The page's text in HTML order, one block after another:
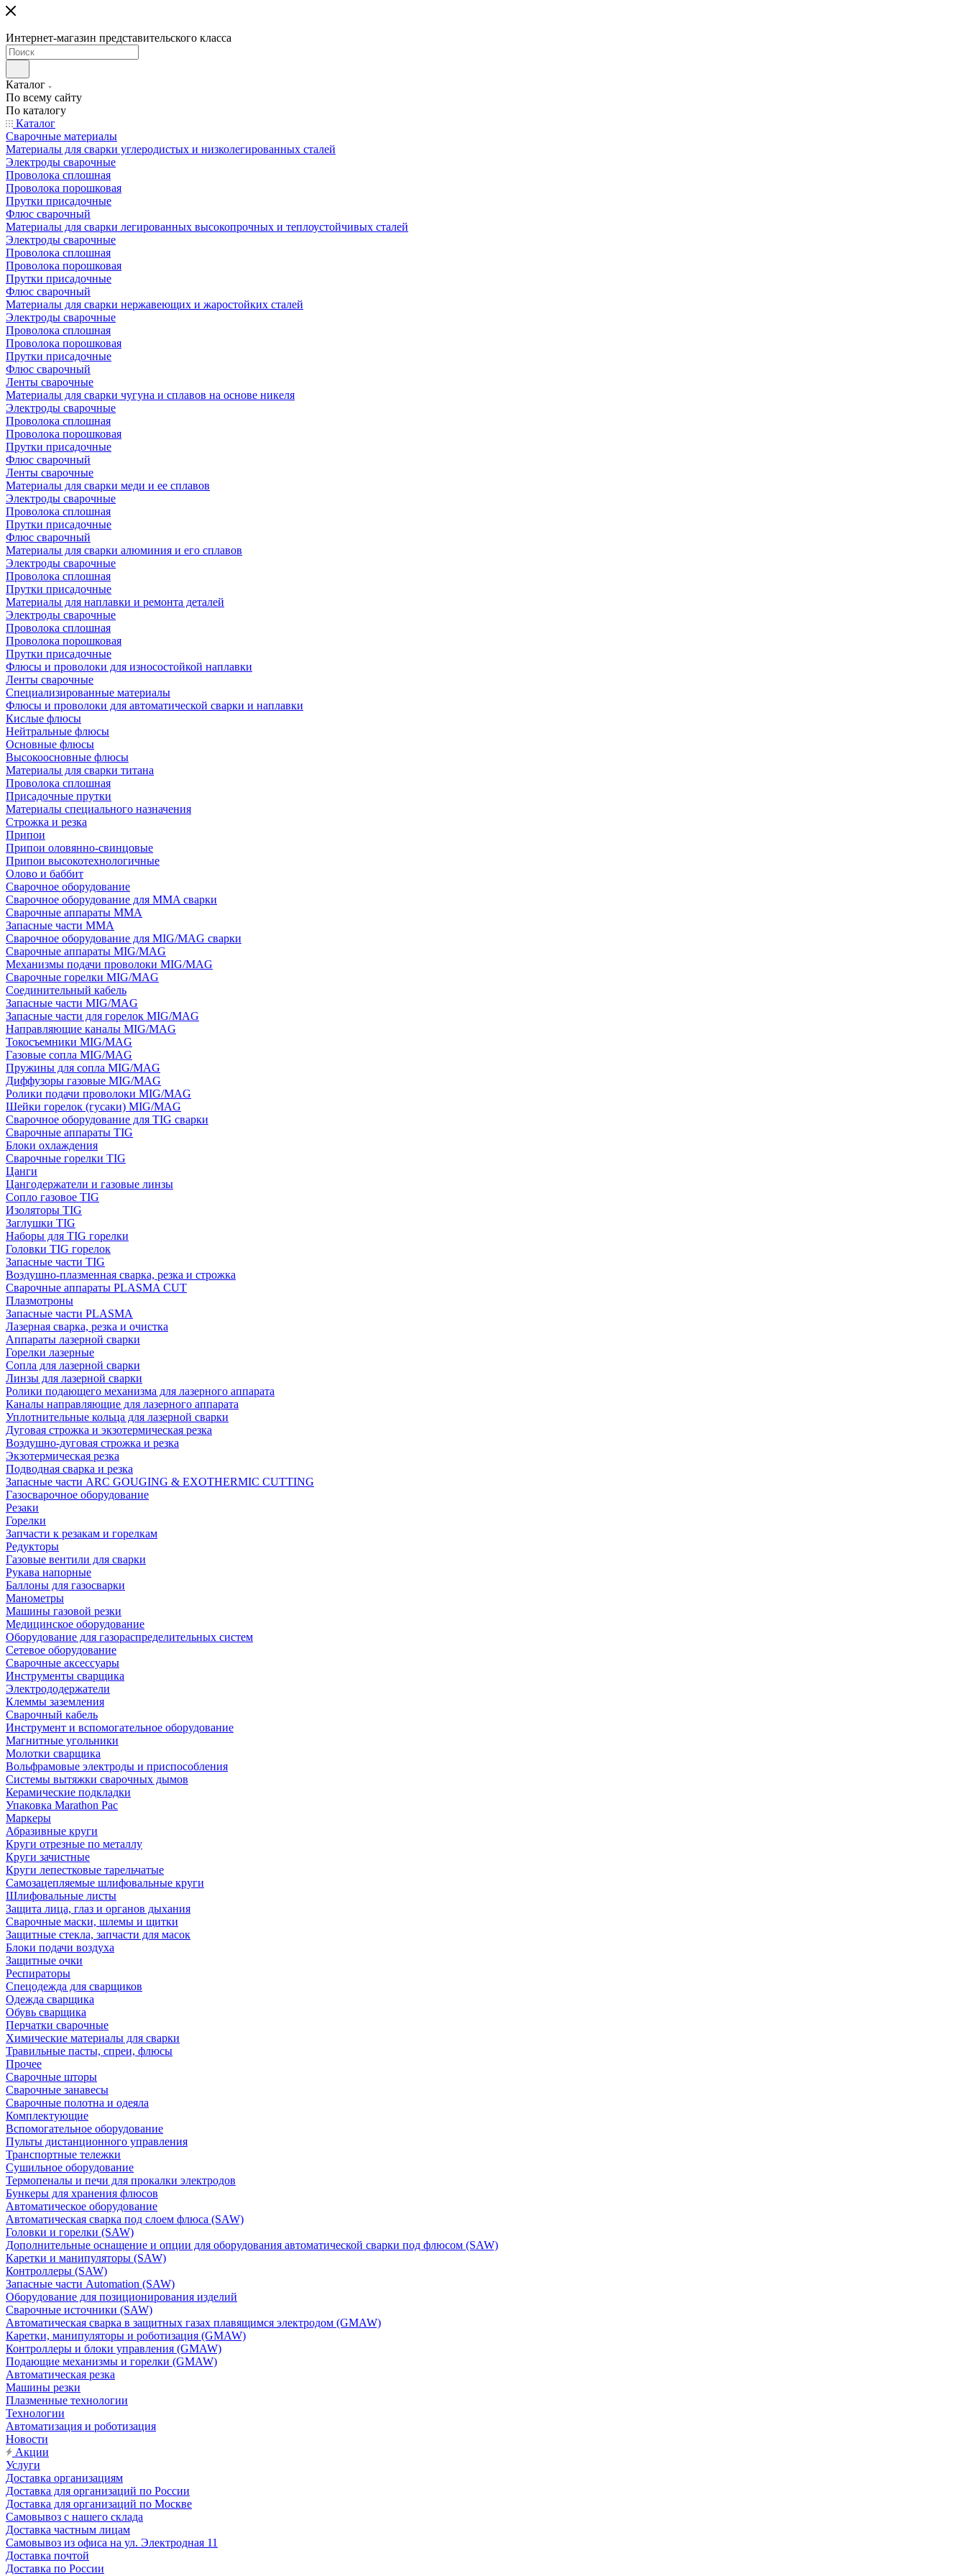
Интернет-магазин представительского класса
Каталог
По всему сайту
По каталогу
Каталог
Сварочные материалы
Материалы для сварки углеродистых и низколегированных сталей
Электроды сварочные
Проволока сплошная
Проволока порошковая
Прутки присадочные
Флюс сварочный
Материалы для сварки легированных высокопрочных и теплоустойчивых сталей
Электроды сварочные
Проволока сплошная
Проволока порошковая
Прутки присадочные
Флюс сварочный
Материалы для сварки нержавеющих и жаростойких сталей
Электроды сварочные
Проволока сплошная
Проволока порошковая
Прутки присадочные
Флюс сварочный
Ленты сварочные
Материалы для сварки чугуна и сплавов на основе никеля
Электроды сварочные
Проволока сплошная
Проволока порошковая
Прутки присадочные
Флюс сварочный
Ленты сварочные
Материалы для сварки меди и ее сплавов
Электроды сварочные
Проволока сплошная
Прутки присадочные
Флюс сварочный
Материалы для сварки алюминия и его сплавов
Электроды сварочные
Проволока сплошная
Прутки присадочные
Материалы для наплавки и ремонта деталей
Электроды сварочные
Проволока сплошная
Проволока порошковая
Прутки присадочные
Флюсы и проволоки для износостойкой наплавки
Ленты сварочные
Специализированные материалы
Флюсы и проволоки для автоматической сварки и наплавки
Кислые флюсы
Нейтральные флюсы
Основные флюсы
Высокоосновные флюсы
Материалы для сварки титана
Проволока сплошная
Присадочные прутки
Материалы специального назначения
Строжка и резка
Припои
Припои оловянно-свинцовые
Припои высокотехнологичные
Олово и баббит
Сварочное оборудование
Сварочное оборудование для MMA сварки
Сварочные аппараты MMA
Запасные части MMA
Сварочное оборудование для MIG/MAG сварки
Сварочные аппараты MIG/MAG
Механизмы подачи проволоки MIG/MAG
Сварочные горелки MIG/MAG
Соединительный кабель
Запасные части MIG/MAG
Запасные части для горелок MIG/MAG
Направляющие каналы MIG/MAG
Токосъемники MIG/MAG
Газовые сопла MIG/MAG
Пружины для сопла MIG/MAG
Диффузоры газовые MIG/MAG
Ролики подачи проволоки MIG/MAG
Шейки горелок (гусаки) MIG/MAG
Сварочное оборудование для TIG сварки
Сварочные аппараты TIG
Блоки охлаждения
Сварочные горелки TIG
Цанги
Цангодержатели и газовые линзы
Сопло газовое TIG
Изоляторы TIG
Заглушки TIG
Наборы для TIG горелки
Головки TIG горелок
Запасные части TIG
Воздушно-плазменная сварка, резка и строжка
Сварочные аппараты PLASMA CUT
Плазмотроны
Запасные части PLASMA
Лазерная сварка, резка и очистка
Аппараты лазерной сварки
Горелки лазерные
Сопла для лазерной сварки
Линзы для лазерной сварки
Ролики подающего механизма для лазерного аппарата
Каналы направляющие для лазерного аппарата
Уплотнительные кольца для лазерной сварки
Дуговая строжка и экзотермическая резка
Воздушно-дуговая строжка и резка
Экзотермическая резка
Подводная сварка и резка
Запасные части ARC GOUGING & EXOTHERMIC CUTTING
Газосварочное оборудование
Резаки
Горелки
Запчасти к резакам и горелкам
Редукторы
Газовые вентили для сварки
Рукава напорные
Баллоны для газосварки
Манометры
Машины газовой резки
Медицинское оборудование
Оборудование для газораспределительных систем
Сетевое оборудование
Сварочные аксессуары
Инструменты сварщика
Электрододержатели
Клеммы заземления
Сварочный кабель
Инструмент и вспомогательное оборудование
Магнитные угольники
Молотки сварщика
Вольфрамовые электроды и приспособления
Системы вытяжки сварочных дымов
Керамические подкладки
Упаковка Marathon Pac
Маркеры
Абразивные круги
Круги отрезные по металлу
Круги зачистные
Круги лепестковые тарельчатые
Самозацепляемые шлифовальные круги
Шлифовальные листы
Защита лица, глаз и органов дыхания
Сварочные маски, шлемы и щитки
Защитные стекла, запчасти для масок
Блоки подачи воздуха
Защитные очки
Респираторы
Спецодежда для сварщиков
Одежда сварщика
Обувь сварщика
Перчатки сварочные
Химические материалы для сварки
Травильные пасты, спреи, флюсы
Прочее
Сварочные шторы
Сварочные занавесы
Сварочные полотна и одеяла
Комплектующие
Вспомогательное оборудование
Пульты дистанционного управления
Транспортные тележки
Сушильное оборудование
Термопеналы и печи для прокалки электродов
Бункеры для хранения флюсов
Автоматическое оборудование
Автоматическая сварка под слоем флюса (SAW)
Головки и горелки (SAW)
Дополнительные оснащение и опции для оборудования автоматической сварки под флюсом (SAW)
Каретки и манипуляторы (SAW)
Контроллеры (SAW)
Запасные части Automation (SAW)
Оборудование для позиционирования изделий
Сварочные источники (SAW)
Автоматическая сварка в защитных газах плавящимся электродом (GMAW)
Каретки, манипуляторы и роботизация (GMAW)
Контроллеры и блоки управления (GMAW)
Подающие механизмы и горелки (GMAW)
Автоматическая резка
Машины резки
Плазменные технологии
Технологии
Автоматизация и роботизация
Новости
Акции
Услуги
Доставка организациям
Доставка для организаций по России
Доставка для организаций по Москве
Самовывоз с нашего склада
Доставка частным лицам
Самовывоз из офиса на ул. Электродная 11
Доставка почтой
Доставка по России